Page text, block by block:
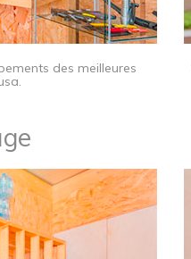
des meilleures